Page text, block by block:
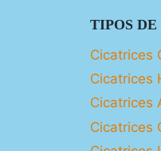
TIPOS
Cicatrices
Cicatrices
Cicatrices
Cicatrices